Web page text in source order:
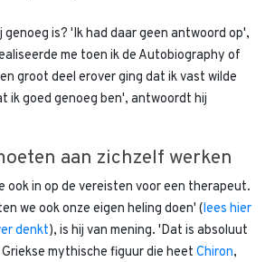
genoeg is? 'Ik had daar geen antwoord op',
me toen ik de Autobiography of
groot deel erover ging dat ik vast wilde
ik goed genoeg ben', antwoordt hij
aan zichzelf werken
ook in op de vereisten voor een therapeut.
we ook onze eigen heling doen' (lees hier
denkt), is hij van mening. 'Dat is absoluut
mythische figuur die heet Chiron,